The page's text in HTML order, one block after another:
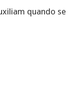
quando se